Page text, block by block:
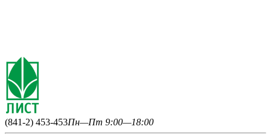
(841-2) 453-453Пн—Пт 9:00—18:00